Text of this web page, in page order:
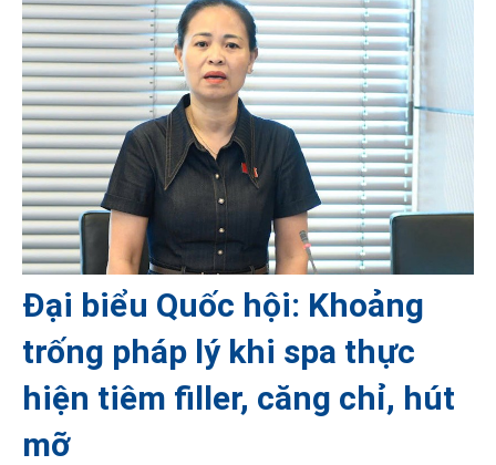
Đại biểu Quốc hội: Khoảng
trống pháp lý khi spa thực
hiện tiêm filler, căng chỉ, hút
mỡ